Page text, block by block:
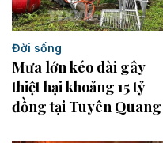
Đời sống
Mưa lớn kéo dài gây
thiệt hại khoảng 15 tỷ
đồng tại Tuyên Quang